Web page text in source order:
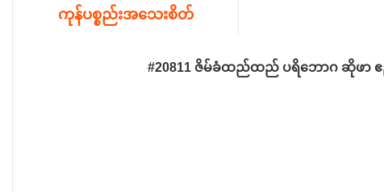
ကုန်ပစ္စည်းအသေးစိတ်
#20811 ဇိမ်ခံထည်ထည် ပရိဘောဂ ဆိုဖာ